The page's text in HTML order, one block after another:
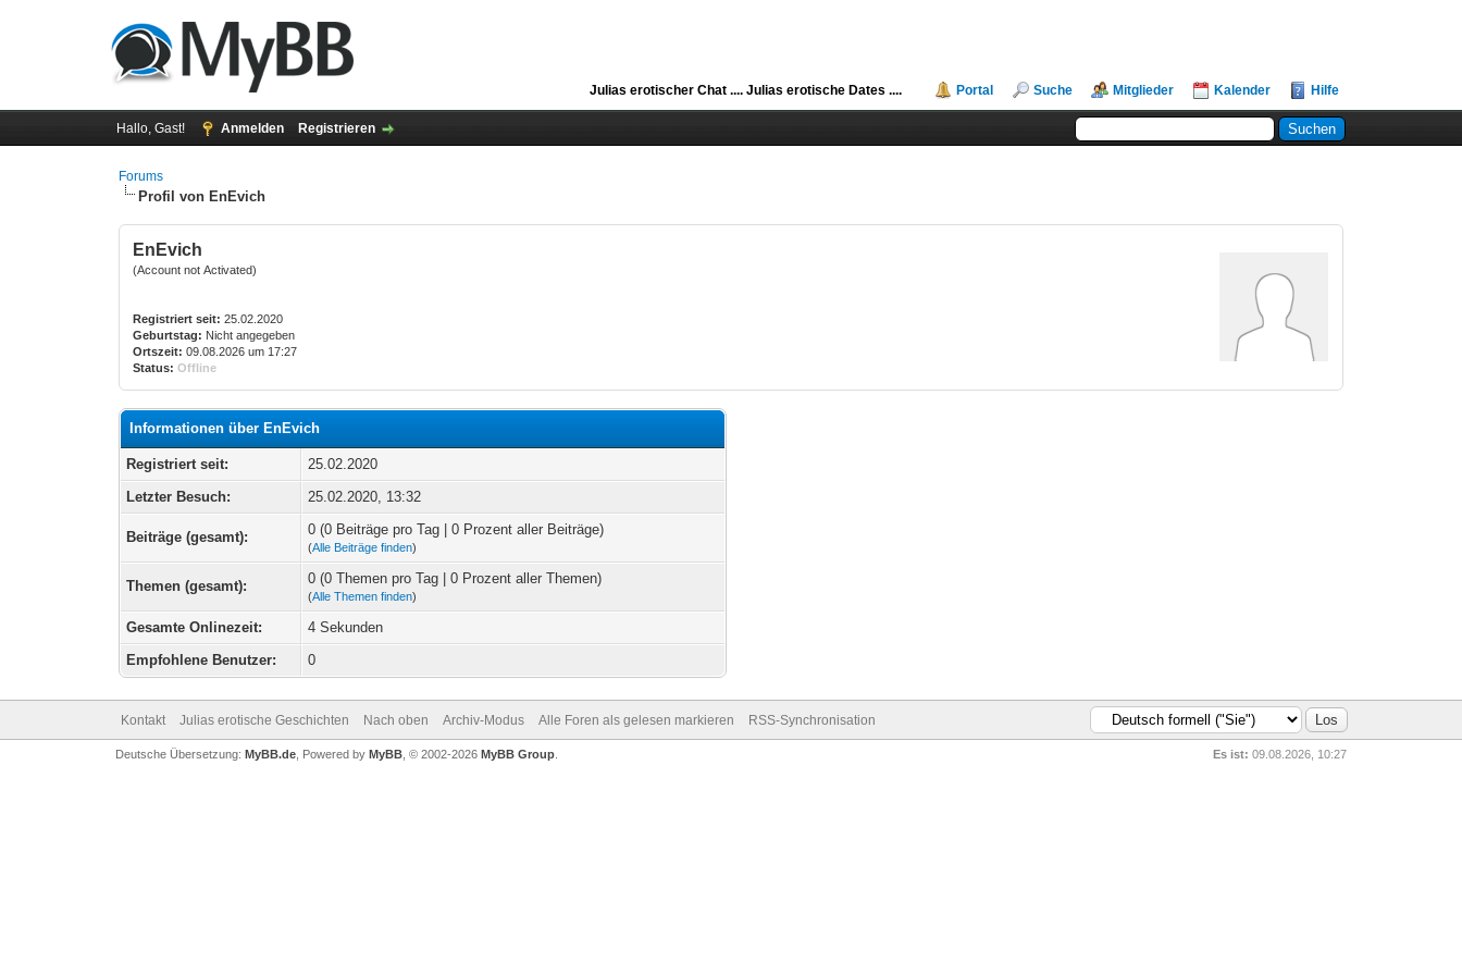
Julias erotischer Chat ....Julias erotische Dates .... Portal Suche Mitglieder Kalender Hilfe
Hallo, Gast! Anmelden Registrieren
Forums
Profil von EnEvich
EnEvich
(Account not Activated)
Registriert seit: 25.02.2020
Geburtstag: Nicht angegeben
Ortszeit: 09.08.2026 um 17:27
Status: Offline
Informationen über EnEvich
Registriert seit:
25.02.2020
Letzter Besuch:
25.02.2020, 13:32
Beiträge (gesamt): 0 (0 Beiträge pro Tag | 0 Prozent aller Beiträge)
(Alle Beiträge finden)
Themen (gesamt): 0 (0 Themen pro Tag | 0 Prozent aller Themen)
(Alle Themen finden)
Gesamte Onlinezeit:
4 Sekunden
Empfohlene Benutzer:
0
Kontakt Julias erotische Geschichten Nach oben Archiv-Modus Alle Foren als gelesen markieren RSS-Synchronisation
Es ist: 09.08.2026, 10:27
Deutsche Übersetzung: MyBB.de, Powered by MyBB, © 2002-2026 MyBB Group.